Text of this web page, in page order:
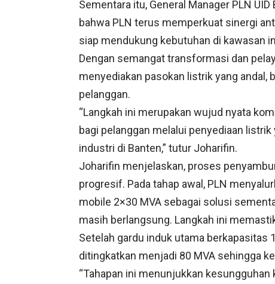
Sementara itu, General Manager PLN
bahwa PLN terus memperkuat sinergi
siap mendukung kebutuhan di kawasan
Dengan semangat transformasi dan
menyediakan pasokan listrik yang andal,
pelanggan.
“Langkah ini merupakan wujud nyata
bagi pelanggan melalui penyediaan
industri di Banten,” tutur Joharifin.
Joharifin menjelaskan, proses
progresif. Pada tahap awal, PLN
mobile 2×30 MVA sebagai solusi
masih berlangsung. Langkah ini
Setelah gardu induk utama berkapasitas
ditingkatkan menjadi 80 MVA sehingga
“Tahapan ini menunjukkan